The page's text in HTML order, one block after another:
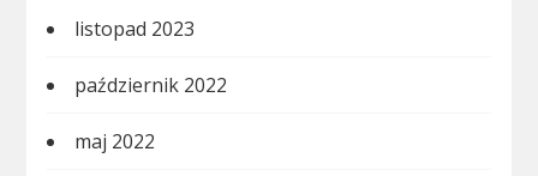
listopad 2023
październik 2022
maj 2022